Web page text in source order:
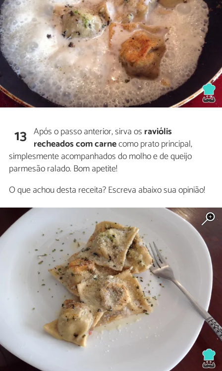
13 Após o passo anterior, sirva os raviólis
recheados com carnecomo prato principal,
simplesmente acompanhados do molho e de queijo
parmesão ralado. Bom apetite!
O que achou desta receita? Escreva abaixo sua opinião!